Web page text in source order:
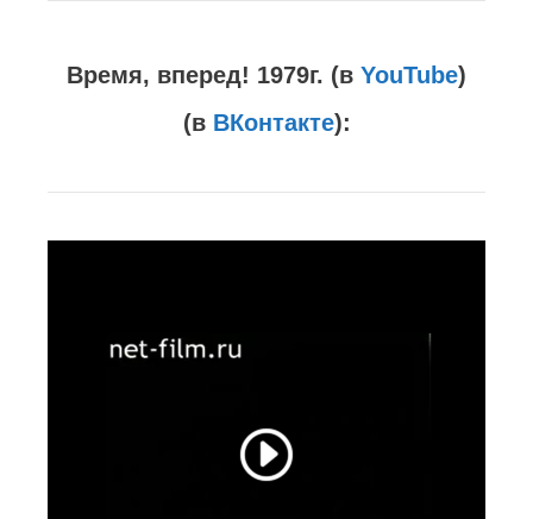
Время, вперед! 1979г. (в YouTube)
(в ВКонтакте):